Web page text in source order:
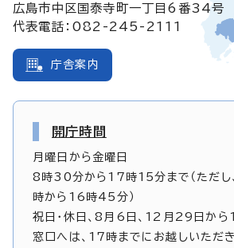
広島市中区国泰寺町一丁目6番34号
代表電話：082-245-2111
庁舎案内
開庁時間
月曜日から金曜日
8時30分から17時15分まで（ただし
時から16時45分）
祝日・休日、8月6日、12月29日か
窓口へは、17時までにお越しいただ